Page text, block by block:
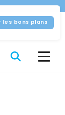
les bons plans